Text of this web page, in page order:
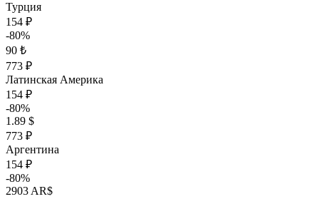
Турция
154 ₽
-80%
90 ₺
773 ₽
Латинская Америка
154 ₽
-80%
1.89 $
773 ₽
Аргентина
154 ₽
-80%
2903 AR$